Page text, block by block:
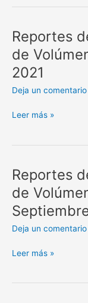
Reportes
de
2021
Deja un comentario
Reportes
de
Información
en
Materia
Volúmenes
Leer más »
Reportes
de
Deja un comentario
Reportes
de
Información
en
Materia
Volúmenes
Leer más »